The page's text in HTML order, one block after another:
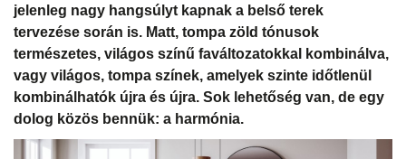
jelenleg nagy hangsúlyt kapnak a belső terek
tervezése során is. Matt, tompa zöld tónusok
természetes, világos színű faváltozatokkal kombinálva,
vagy világos, tompa színek, amelyek szinte időtlenül
kombinálhatók újra és újra. Sok lehetőség van, de egy
dolog közös bennük: a harmónia.